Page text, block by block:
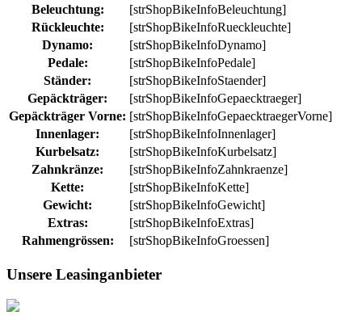
Beleuchtung:
[strShopBikeInfoBeleuchtung]
Rückleuchte:
[strShopBikeInfoRueckleuchte]
Dynamo:
[strShopBikeInfoDynamo]
Pedale:
[strShopBikeInfoPedale]
Ständer:
[strShopBikeInfoStaender]
Gepäckträger:
[strShopBikeInfoGepaecktraeger]
Gepäckträger Vorne: [strShopBikeInfoGepaecktraegerVorne]
Innenlager:
[strShopBikeInfoInnenlager]
Kurbelsatz:
[strShopBikeInfoKurbelsatz]
Zahnkränze:
[strShopBikeInfoZahnkraenze]
Kette:
[strShopBikeInfoKette]
Gewicht:
[strShopBikeInfoGewicht]
Extras:
[strShopBikeInfoExtras]
Rahmengrössen:
[strShopBikeInfoGroessen]
Unsere Leasinganbieter